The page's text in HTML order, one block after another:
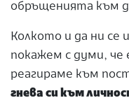
обръщенията към
Колкото и да ни се
покажем с думи, че
реагираме към
гнева си към